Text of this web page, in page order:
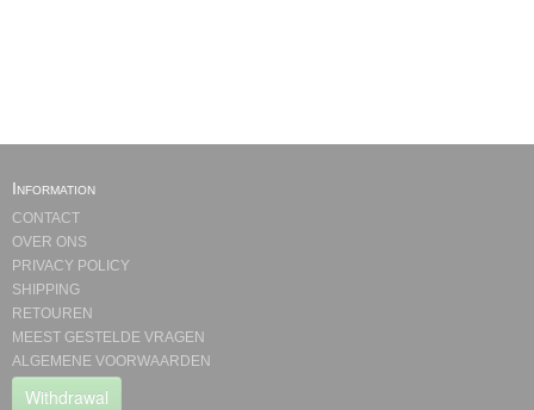
Information
CONTACT
OVER ONS
PRIVACY POLICY
SHIPPING
RETOUREN
MEEST GESTELDE VRAGEN
ALGEMENE VOORWAARDEN
Withdrawal